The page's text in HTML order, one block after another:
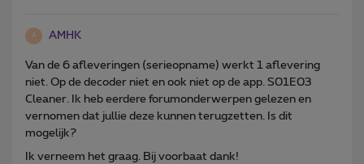
A AMHK
Van de 6 afleveringen (serieopname) werkt 1 aflevering
niet. Op de decoder niet en ook niet op de app. S01E03
Cleaner. Ik heb eerdere forumonderwerpen gelezen en
vernomen dat jullie deze kunnen terugzetten. Is dit
mogelijk?
Ik verneem het graag. Bij voorbaat dank!